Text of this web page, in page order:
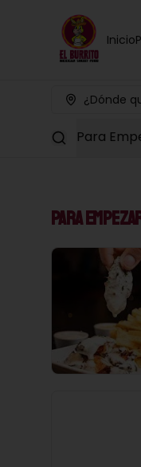
Inicio
¿Dónde
Para
Para